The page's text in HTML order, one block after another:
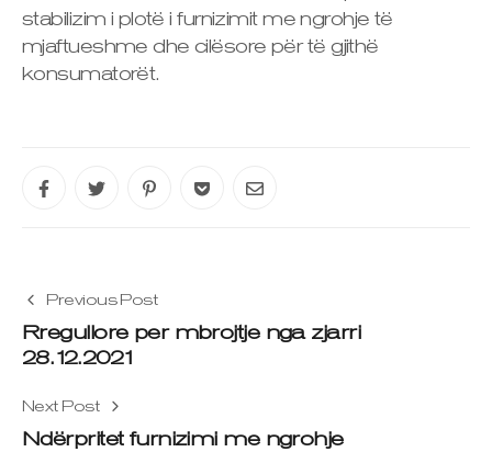
stabilizim i plotë i furnizimit me ngrohje të
mjaftueshme dhe cilësore për të gjithë
konsumatorët.
Previous Post
Rregullore per mbrojtje nga zjarri
28.12.2021
Next Post
Ndërpritet furnizimi me ngrohje